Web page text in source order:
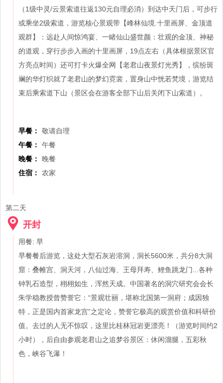
（1级中灵/云景索道往返130元自理必消）到达中天门后，可步行
或乘坐2级索道，游览核心景观带【峰林仙境.十里画屏、金顶道
观群】：远赴人间惊鸿宴、一睹仙山盛世颜：壮观的金顶、神秘
的道观，穿行步步入画的十里画屏，19点左右（具体根据景区官
方亮点时间）还可打卡火爆全网【老君山夜景灯光秀】，缤纷斑
斓的华灯织就了老君山的梦幻霓裳，置身山中恍若梵境，游览结
束后乘索道下山（景区会在游客全部下山后关闭下山索道）。
早餐：
敬请自理
午餐：
午餐
晚餐：
晚餐
住宿：
农家
第二天
开封
用餐: 早
早餐餐后游览，这处大型石灰岩溶洞，洞长5600米，共分8大洞
窟：叠帷宫、洞天河，八仙过海、王母拜寿、鲤鱼跳龙门...各种
钟乳石造型，栩栩如生，浑然天成。中国著名的洞穴研究会会长
朱学稳教授曾赞誉它：“景观壮丽，堪称北国第一洞府；成因独
特，正是国内首家龙宫”之定论，赞誉它极高的观赏价值和科研价
值。去过的人无不惊叹，这里比桂林冠岩更漂亮！（游览时间约2
小时），后自由参观老君山之追梦谷景区：休闲溜腿，五彩秋
色，峡谷飞瀑！